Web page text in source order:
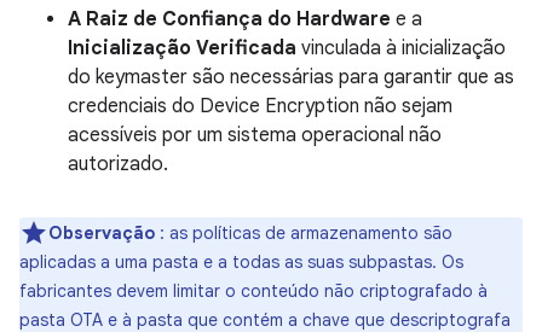
A Raiz de Confiança do Hardware e a
Inicialização Verificada vinculada à inicialização
do keymaster são necessárias para garantir que as
credenciais do Device Encryption não sejam
acessíveis por um sistema operacional não
autorizado.
Observação : as políticas de armazenamento são
aplicadas a uma pasta e a todas as suas subpastas. Os
fabricantes devem limitar o conteúdo não criptografado à
pasta OTA e à pasta que contém a chave que descriptografa